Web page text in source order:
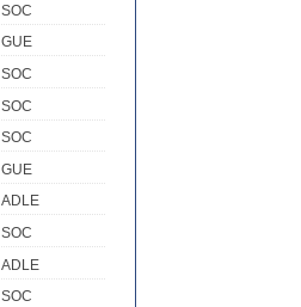
SOC
GUE
SOC
SOC
SOC
GUE
ADLE
SOC
ADLE
SOC